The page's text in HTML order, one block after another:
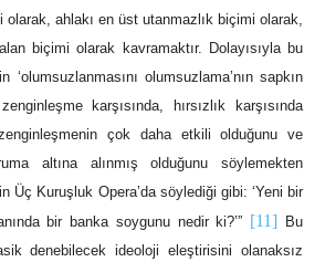
ahlakı en üst utanmazlık biçimi olarak,
biçimi olarak kavramaktır. Dolayısıyla bu
olumsuzlama’nın sapkın
karşısında, hırsızlık karşısında
çok daha etkili olduğunu ve
altına alınmış olduğunu söylemekten
Üç Kuruşluk Opera’da söylediği gibi: ‘Yeni bir
bir banka soygunu nedir ki?’” [11] Bu
denebilecek ideoloji eleştirisini olanaksız